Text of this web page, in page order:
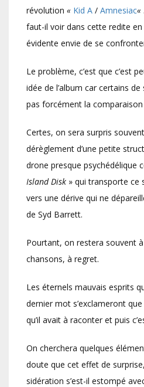
révolution « Kid A / Amnesiac«
faut-il voir dans cette redite
évidente envie de se
Le problème, c’est que c’est
idée de l’album car certains
pas forcément la
Certes, on sera surpris
dérèglement d’une petite
drone presque psychédélique
Island Disk » qui transporte ce
vers une dérive qui ne
de Syd Barrett.
Pourtant, on restera souvent
chansons, à regret.
Les éternels mauvais esprits
dernier mot s’exclameront
qu’il avait à raconter et puis
On cherchera quelques
doute que cet effet de
sidération s’est-il estompé